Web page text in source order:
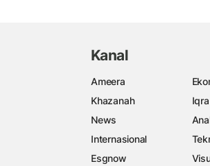
Kanal
Ameera
Khazanah
Iqra
News
Internasional
Esgnow